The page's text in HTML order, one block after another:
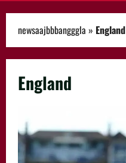
newsaajbbbangggla » England
England